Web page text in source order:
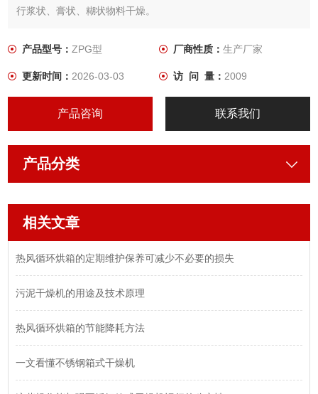
行浆状、膏状、糊状物料干燥。
产品型号：ZPG型 厂商性质： 生产厂家
更新时间：2026-03-03 访 问 量： 2009
产品咨询 联系我们
产品分类
相关文章
热风循环烘箱的定期维护保养可减少不必要的损失
污泥干燥机的用途及技术原理
热风循环烘箱的节能降耗方法
一文看懂不锈钢箱式干燥机